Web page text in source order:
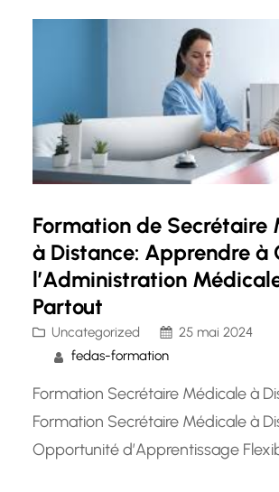
travail, la formation en secrétariat à…
Formation de Secrétaire
à Distance: Apprendre à
l’Administration
Partout
Uncategorized
25 mai 2024
fedas-formation
Formation Secrétaire Médicale à
Formation Secrétaire Médicale à
Opportunité d’Apprentissage